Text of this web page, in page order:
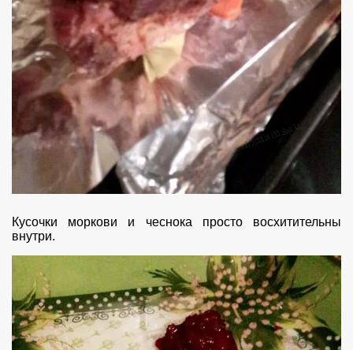
Кусочки моркови и чеснока просто восхитительны
внутри.